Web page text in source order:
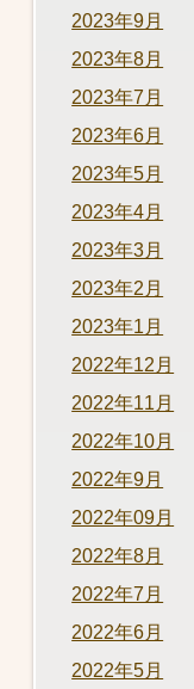
2023年9月
2023年8月
2023年7月
2023年6月
2023年5月
2023年4月
2023年3月
2023年2月
2023年1月
2022年12月
2022年11月
2022年10月
2022年9月
2022年09月
2022年8月
2022年7月
2022年6月
2022年5月